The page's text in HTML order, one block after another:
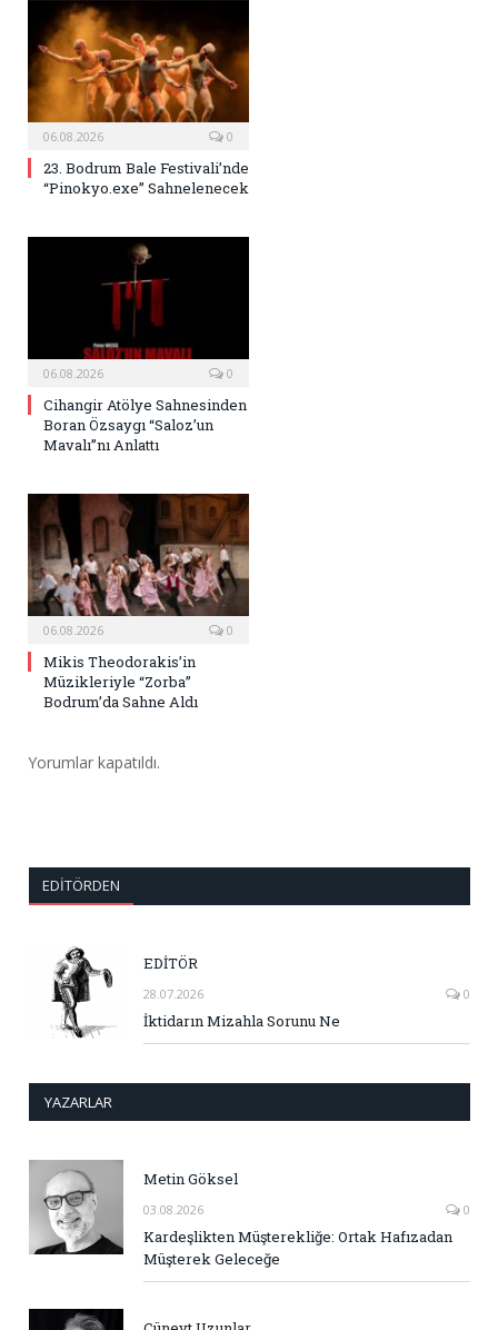
06.08.2026 0
23. Bodrum Bale Festivali’nde
“Pinokyo.exe” Sahnelenecek
06.08.2026 0
Cihangir Atölye Sahnesinden
Boran Özsaygı “Saloz’un
Mavalı”nı Anlattı
06.08.2026 0
Mikis Theodorakis’in
Müzikleriyle “Zorba”
Bodrum’da Sahne Aldı
Yorumlar kapatıldı.
EDITÖRDEN
EDİTÖR
28.07.2026 0
İktidarın Mizahla Sorunu Ne
YAZARLAR
Metin Göksel
03.08.2026 0
Kardeşlikten Müşterekliğe: Ortak Hafızadan
Müşterek Geleceğe